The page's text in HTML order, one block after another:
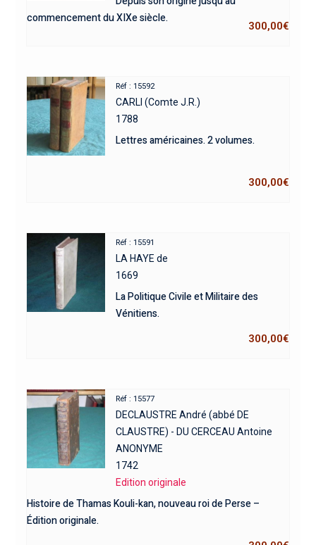
commencement du XIXe siècle.
300,00€
Réf : 15592
CARLI (Comte J.R.)
1788
Lettres américaines. 2 volumes.
300,00€
Réf : 15591
LA HAYE de
1669
La Politique Civile et Militaire des
Vénitiens.
300,00€
Réf : 15577
DECLAUSTRE André (abbé DE
CLAUSTRE) - DU CERCEAU Antoine
ANONYME
1742
Edition originale
Histoire de Thamas Kouli-kan, nouveau roi de Perse –
Édition originale.